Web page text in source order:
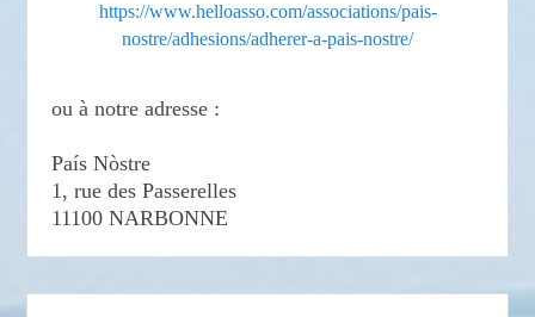
https://www.helloasso.com/associations/pais-
nostre/adhesions/adherer-a-pais-nostre/
ou à notre adresse :
País Nòstre
1, rue des Passerelles
11100 NARBONNE